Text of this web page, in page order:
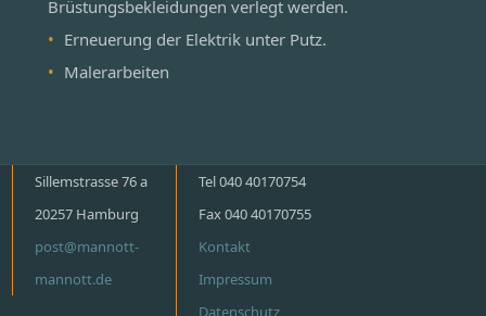
Brüstungsbekleidungen verlegt werden.
Erneuerung der Elektrik unter Putz.
Malerarbeiten
Sillemstrasse 76 a
20257 Hamburg
post@mannott-
mannott.de
Tel 040 40170754
Fax 040 40170755
Kontakt
Impressum
Datenschutz